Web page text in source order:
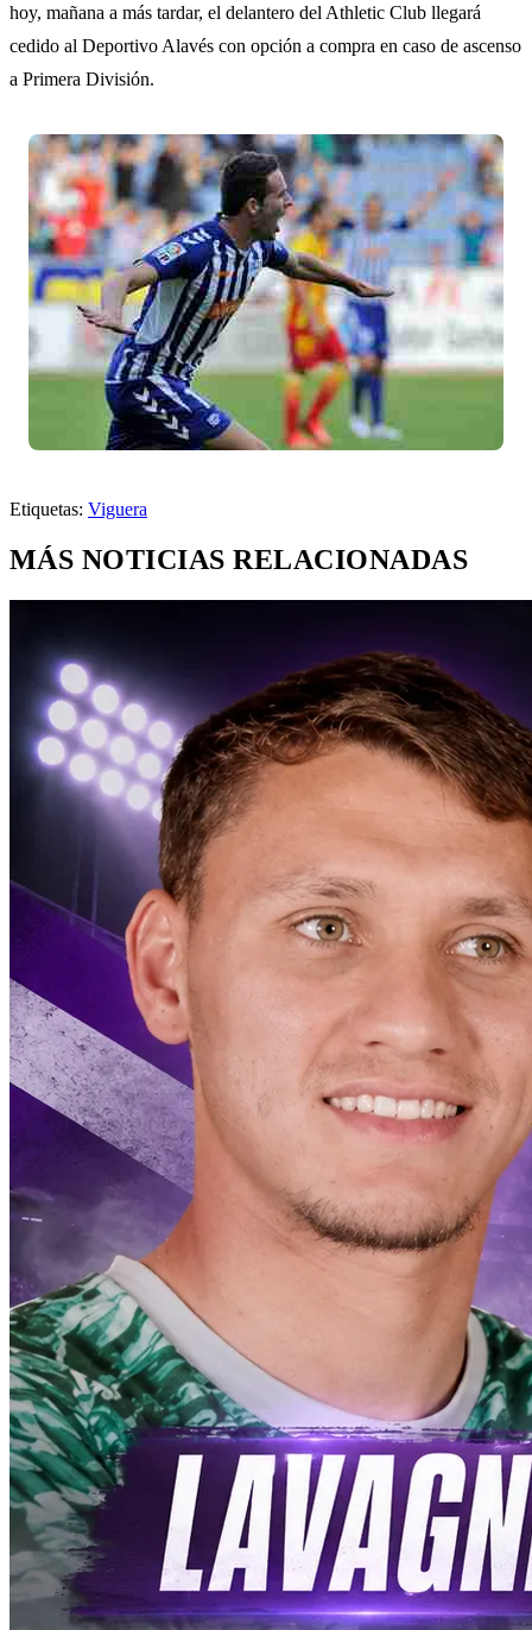
hoy, mañana a más tardar, el delantero del Athletic Club llegará
cedido al Deportivo Alavés con opción a compra en caso de ascenso
a Primera División.
Etiquetas: Viguera
MÁS NOTICIAS RELACIONADAS